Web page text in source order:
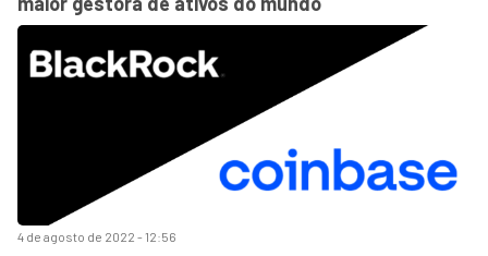
4 de agosto de 2022 - 12:56